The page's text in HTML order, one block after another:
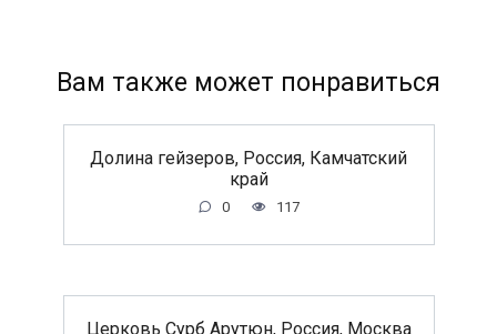
Вам также может понравиться
Долина гейзеров, Россия, Камчатский
край
0 117
Церковь Сурб Арутюн, Россия, Москва